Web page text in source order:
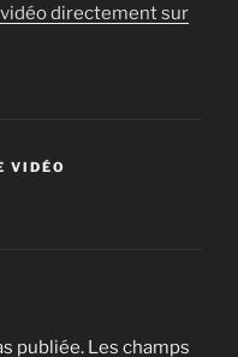
directement sur
VIDÉO
publiée. Les champs